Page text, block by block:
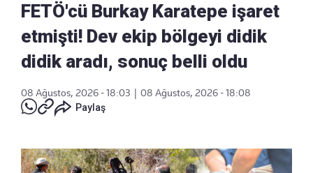
FETÖ'cü Burkay Karatepe işaret
etmişti! Dev ekip bölgeyi didik
didik aradı, sonuç belli oldu
08 Ağustos, 2026 - 18:03
08 Ağustos, 2026 - 18:08
Paylaş